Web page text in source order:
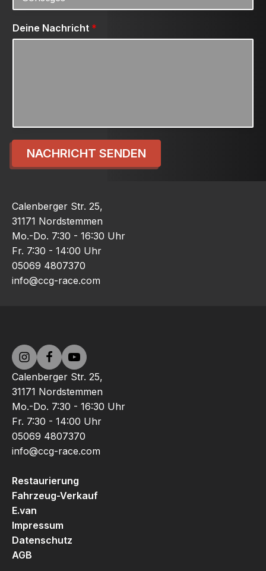
Deine Nachricht *
NACHRICHT SENDEN
Calenberger Str. 25,
31171 Nordstemmen
Mo.-Do. 7:30 - 16:30 Uhr
Fr. 7:30 - 14:00 Uhr
05069 4807370
info@ccg-race.com
Calenberger Str. 25,
31171 Nordstemmen
Mo.-Do. 7:30 - 16:30 Uhr
Fr. 7:30 - 14:00 Uhr
05069 4807370
info@ccg-race.com
Restaurierung
Fahrzeug-Verkauf
E.van
Impressum
Datenschutz
AGB